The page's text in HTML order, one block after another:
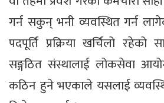
गर्न सकुन् भनी व्यवस्थित गर्न
पदपूर्ति प्रक्रिया खर्चिलो रहेको
सङ्गठित संस्थालाई लोकसेवा
कठिन हुने भएकाले यसलाई